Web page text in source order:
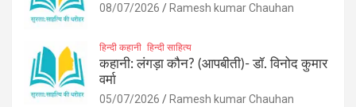
08/07/2026 Ramesh kumar Chauhan
हिन्दी कहानी हिन्दी साहित्य
कहानी: लंगड़ा कौन? (आपबीती)​- डॉ. विनोद कुमार
वर्मा
05/07/2026 Ramesh kumar Chauhan